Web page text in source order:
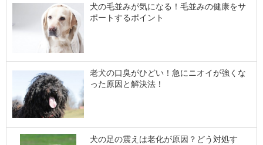
犬の毛並みが気になる！毛並みの健康をサ
ポートするポイント
老犬の口臭がひどい！急にニオイが強くな
った原因と解決法！
犬の足の震えは老化が原因？どう対処す